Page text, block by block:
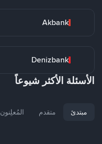
Akbank
Denizbank
الأسئلة الأكثر شيوعاً
مبتدئ متقدم المُعلِنون